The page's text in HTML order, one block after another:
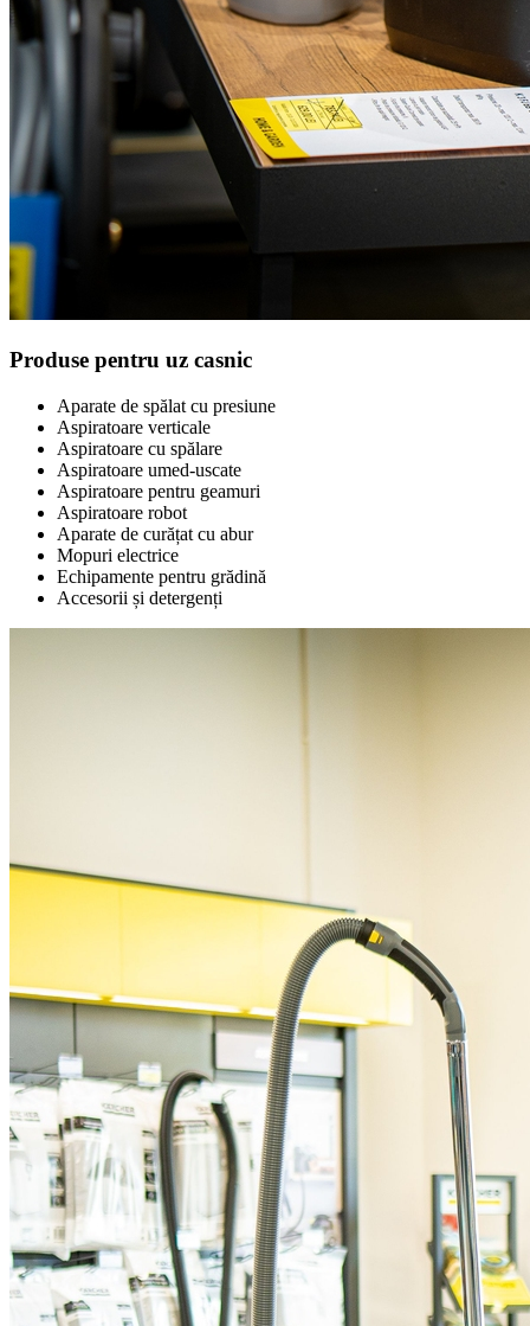
Produse pentru uz casnic
Aparate de spălat cu presiune
Aspiratoare verticale
Aspiratoare cu spălare
Aspiratoare umed-uscate
Aspiratoare pentru geamuri
Aspiratoare robot
Aparate de curățat cu abur
Mopuri electrice
Echipamente pentru grădină
Accesorii și detergenți